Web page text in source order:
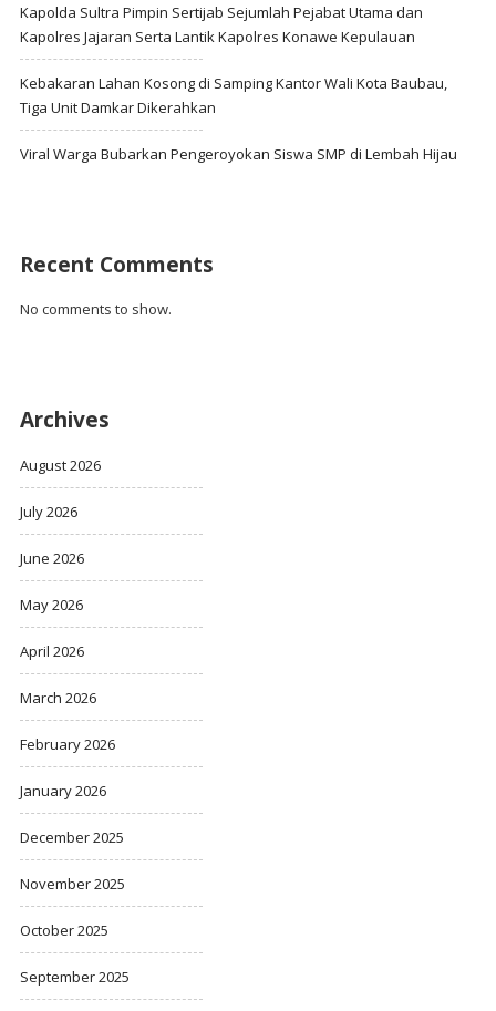
Kapolda Sultra Pimpin Sertijab Sejumlah Pejabat Utama dan
Kapolres Jajaran Serta Lantik Kapolres Konawe Kepulauan
Kebakaran Lahan Kosong di Samping Kantor Wali Kota Baubau,
Tiga Unit Damkar Dikerahkan
Viral Warga Bubarkan Pengeroyokan Siswa SMP di Lembah Hijau
Recent Comments
No comments to show.
Archives
August 2026
July 2026
June 2026
May 2026
April 2026
March 2026
February 2026
January 2026
December 2025
November 2025
October 2025
September 2025